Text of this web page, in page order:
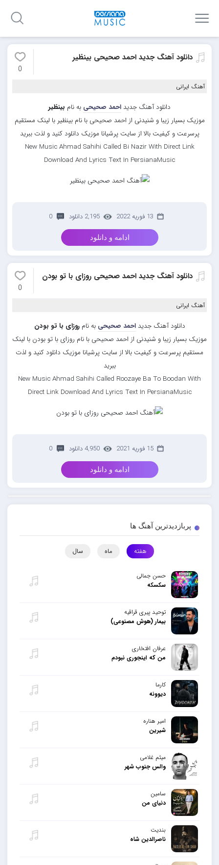
دانلود آهنگ جدید احمد صحیحی بینظیر
0
آهنگ ایرانی
دانلود آهنگ جدید احمد صحیحی به نام بینظیر
موزیک بسیار زیبا و شنیدنی از احمد صحیحی با نام بینظیر با لینک مستقیم
پرسرعت و کیفیت بالا از سایت پرشیانا موزیک دانلود کنید و لذت ببرید
New Music Ahmad Sahihi Called Bi Nazir With Direct Link
Download And Lyrics Text In PersianaMusic
13 فوریه 2022 2,195 دانلود 0
ادامه و دانلود
دانلود آهنگ جدید احمد صحیحی روزای با تو بودن
0
آهنگ ایرانی
دانلود آهنگ جدیداحمد صحیحی به نامروزای با تو بودن
موزیک بسیار زیبا و شنیدنی از احمد صحیحی با نام روزای با تو بودن با لینک
مستقیم پرسرعت و کیفیت بالا از سایت پرشیانا موزیک دانلود کنید و لذت
ببرید
New Music Ahmad Sahihi Called Roozaye Ba To Boodan With
Direct Link Download And Lyrics Text In PersianaMusic
15 فوریه 2021 4,950 دانلود 0
ادامه و دانلود
پربازدیدترین آهنگ ها
هفته ماه سال
حسن جمالی
سکسکه
توحید پیری قراقیه
بیمار (هوش مصنوعی)
عرفان افتخاری
من که اینجوری نبودم
کارما
دیوونه
امیر هناره
شیرین
میثم غلامی
والس جنوب شهر
سامین
دنیای من
بندیت
ناصرالدین شاه